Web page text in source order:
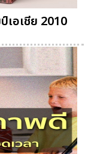
อเชีย 2010